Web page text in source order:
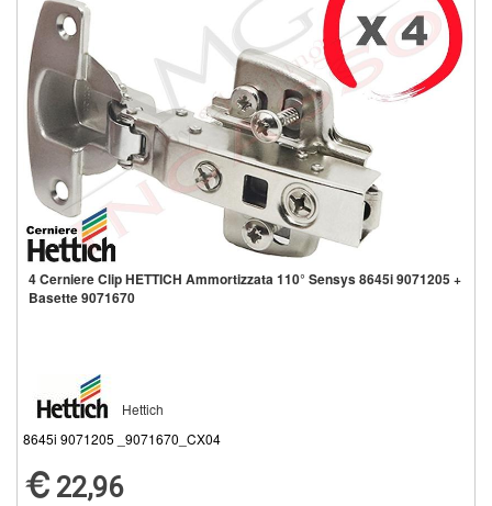
4 Cerniere Clip HETTICH Ammortizzata 110° Sensys 8645i 9071205 +
Basette 9071670
Hettich
8645i 9071205 _9071670_CX04
22,96